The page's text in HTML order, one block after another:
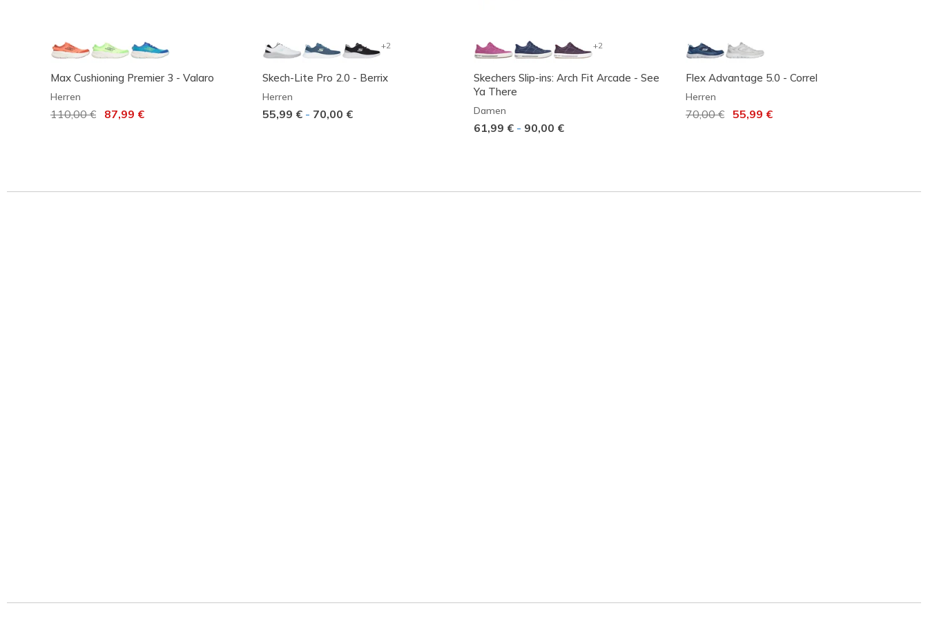
Max Cushioning Premier 3 - Valaro
Herren
Reduziert von
110,00 € auf
87,99 €
+2
Skech-Lite Pro 2.0 - Berrix
Herren
55,99 € - 70,00 €
+2
Skechers Slip-ins: Arch Fit Arcade - See
Ya There
Damen
61,99 € - 90,00 €
Flex Advantage 5.0 - Correl
Herren
Reduziert von
70,00 €auf55,99 €